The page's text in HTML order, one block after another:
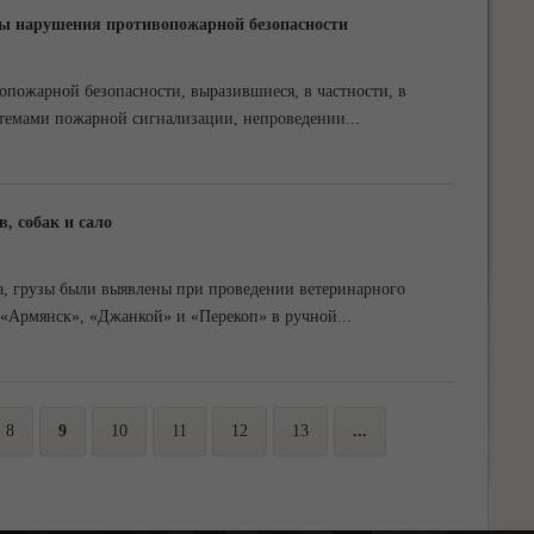
противопожарной безопасности
безопасности, выразившиеся, в частности, в
пожарной сигнализации, непроведении...
собак и сало
грузы были выявлены при проведении ветеринарного
«Джанкой» и «Перекоп» в ручной...
8 9 10 11 12 13 ...